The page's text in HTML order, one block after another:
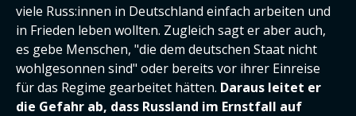
viele Russ:innen in Deutschland einfach arbeiten und
in Frieden leben wollten. Zugleich sagt er aber auch,
es gebe Menschen, "die dem deutschen Staat nicht
wohlgesonnen sind" oder bereits vor ihrer Einreise
für das Regime gearbeitet hätten. Daraus leitet er
die Gefahr ab, dass Russland im Ernstfall auf